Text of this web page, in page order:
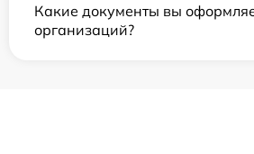
Какие документы вы
организаций?